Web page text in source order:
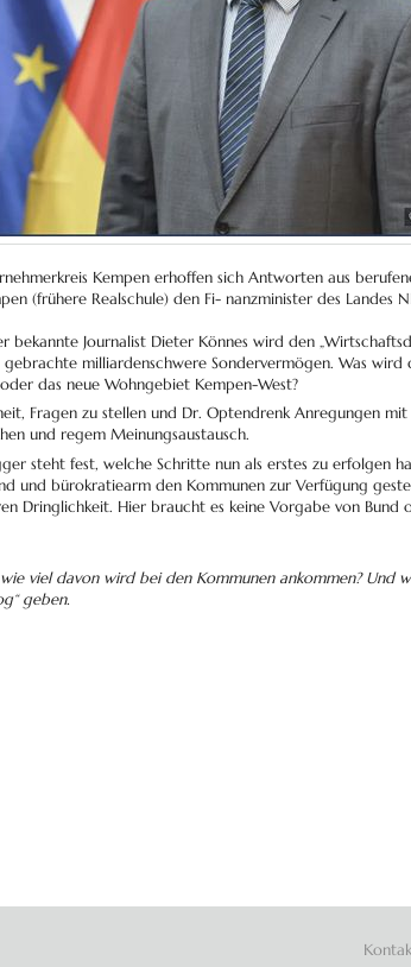
Kempen erhoffen sich Antworten aus
(frühere Realschule) den Fi- nanzminister des Landes
Journalist Dieter Könnes wird den
milliarden­schwere Sondervermögen. Was wird
das neue Wohngebiet Kempen-West?
Fragen zu stellen und Dr. Optendrenk Anregungen
und regem Meinungsaustausch.
steht fest, welche Schritte nun als erstes zu erfolgen
und bürokratiearm den Kommunen zur Verfügung
Dringlichkeit. Hier braucht es keine Vorgabe von Bund
viel davon wird bei den Kommunen ankommen? Und
geben.